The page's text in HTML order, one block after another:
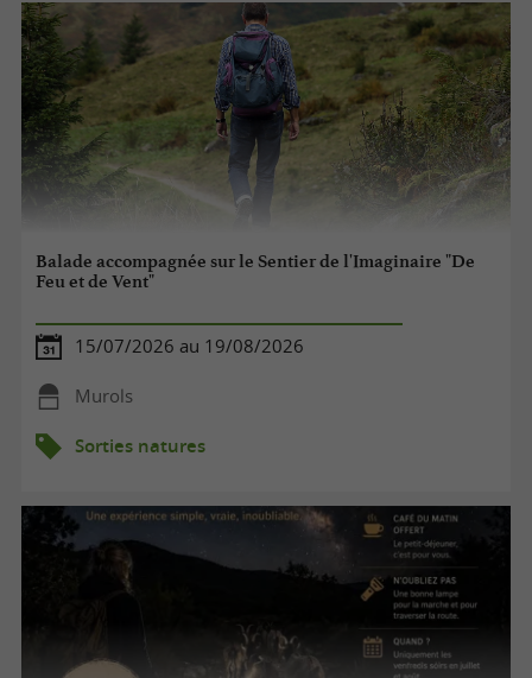
Balade accompagnée sur le Sentier de l'Imaginaire "De
Feu et de Vent"
15/07/2026 au 19/08/2026
Murols
Sorties natures